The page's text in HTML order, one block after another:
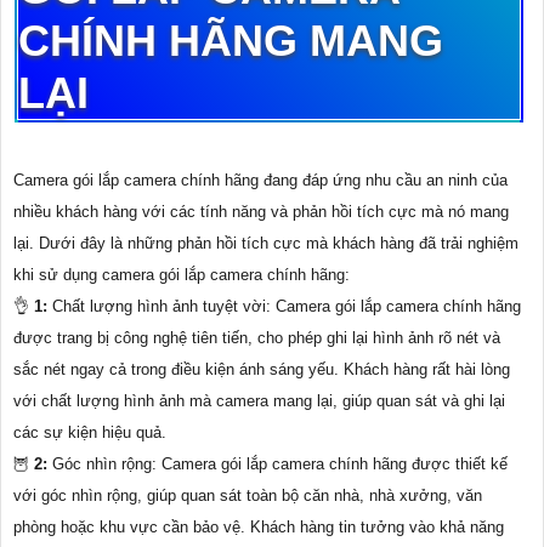
CHÍNH HÃNG MANG
LẠI
Camera gói lắp camera chính hãng đang đáp ứng nhu cầu an ninh của
nhiều khách hàng với các tính năng và phản hồi tích cực mà nó mang
lại. Dưới đây là những phản hồi tích cực mà khách hàng đã trải nghiệm
khi sử dụng camera gói lắp camera chính hãng:
👌 1: Chất lượng hình ảnh tuyệt vời: Camera gói lắp camera chính hãng
được trang bị công nghệ tiên tiến, cho phép ghi lại hình ảnh rõ nét và
sắc nét ngay cả trong điều kiện ánh sáng yếu. Khách hàng rất hài lòng
với chất lượng hình ảnh mà camera mang lại, giúp quan sát và ghi lại
các sự kiện hiệu quả.
🦉 2: Góc nhìn rộng: Camera gói lắp camera chính hãng được thiết kế
với góc nhìn rộng, giúp quan sát toàn bộ căn nhà, nhà xưởng, văn
phòng hoặc khu vực cần bảo vệ. Khách hàng tin tưởng vào khả năng